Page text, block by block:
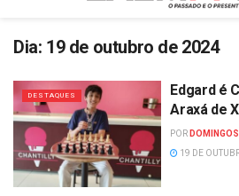
Dia: 19 de outubro de 2024
DESTAQUES
Edgard é
Araxá de
POR
19 DE